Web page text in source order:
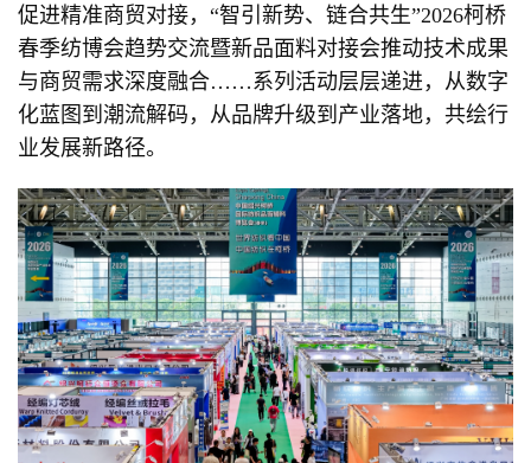
促进精准商贸对接，“智引新势、链合共生”2026柯桥
春季纺博会趋势交流暨新品面料对接会推动技术成果
与商贸需求深度融合……系列活动层层递进，从数字
化蓝图到潮流解码，从品牌升级到产业落地，共绘行
业发展新路径。